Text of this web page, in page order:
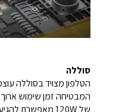
סוללה
המבטיחה זמן שימוש